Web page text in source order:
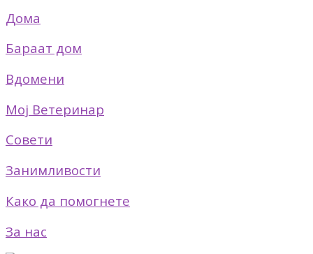
Дома
Бараат дом
Вдомени
Мој Ветеринар
Совети
Занимливости
Како да помогнете
За нас